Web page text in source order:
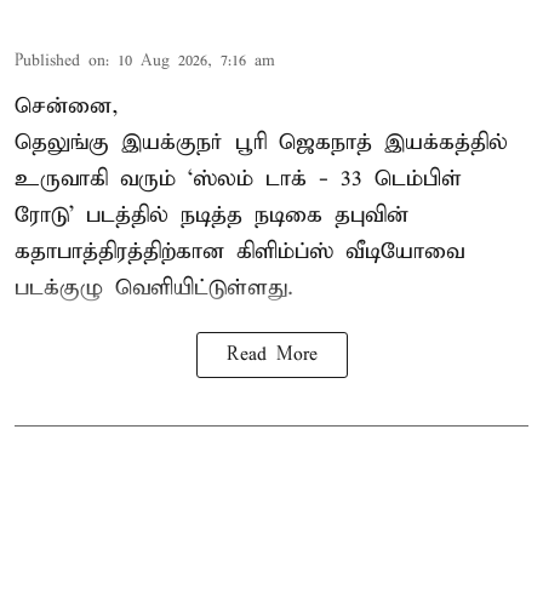
Published on: 10 Aug 2026, 7:16 am
சென்னை,
தெலுங்கு இயக்குநர் பூரி ஜெகநாத் இயக்கத்தில்
உருவாகி வரும் ‘ஸ்லம் டாக் - 33 டெம்பிள்
ரோடு’ படத்தில் நடித்த நடிகை தபுவின்
கதாபாத்திரத்திற்கான கிளிம்ப்ஸ் வீடியோவை
படக்குழு வெளியிட்டுள்ளது.
Read More